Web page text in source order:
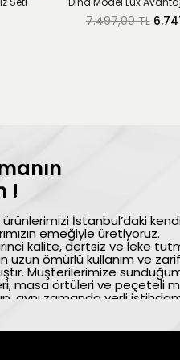
7.497,00 TL
!
İstanbul’daki
emeğiyle üretiyoruz.
kalite, dertsiz ve leke
uzun ömürlü kullanım ve
Müşterilerimize
masa örtüleri ve peçeteli
aynı zamanda yerli
ettiğiniz için teşekkür